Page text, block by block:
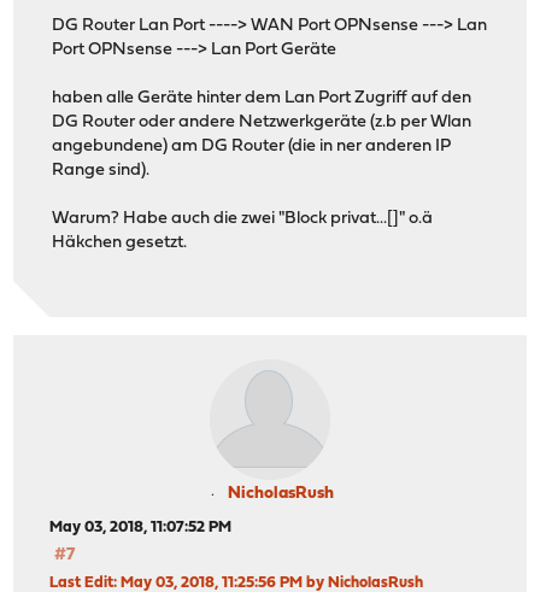
DG Router Lan Port ----> WAN Port OPNsense ---> Lan
Port OPNsense ---> Lan Port Geräte
haben alle Geräte hinter dem Lan Port Zugriff auf den
DG Router oder andere Netzwerkgeräte (z.b per Wlan
angebundene) am DG Router (die in ner anderen IP
Range sind).
Warum? Habe auch die zwei "Block privat...[]" o.ä
Häkchen gesetzt.
NicholasRush
May 03, 2018, 11:07:52 PM
#7
Last Edit: May 03, 2018, 11:25:56 PM by NicholasRush